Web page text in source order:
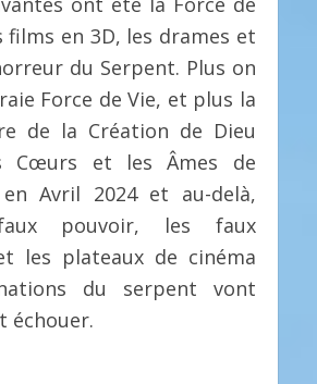
films en 3D, les drames et
du Serpent. Plus on
Force de Vie, et plus la
de la Création de Dieu
Cœurs et les Âmes de
en Avril 2024 et au-delà,
pouvoir, les faux
les plateaux de cinéma
du serpent vont
échouer.